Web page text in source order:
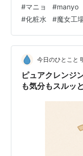
anyo公式楽天市場
り化粧水 🌿実際に
さっぱり軽い 液が
然夏に使っても影
て、油水分バラン
か…
#マニョ #manyo
#化粧水 #魔女工
今日のひとこと
ピュアクレンジ
も気分もスルッ